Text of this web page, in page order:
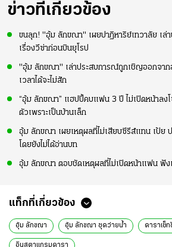
ข่าวที่เกี่ยวข้อง
ขนลุก! "อุ้ม ลักขณา" เผยปาฏิหาริย์เทวาลัย เล่
เรื่องวีซ่าก่อนบินยุโรป
"อุ้ม ลักขณา" เล่าประสบการณ์ถูกเชิญออกจา
เวลาได้จะไม่สัก
“อุ้ม ลักขณา” แฮปปี้คบแฟน 3 ปี ไม่เปิดหน้าลงโ
ตัวเพราะเป็นบ้านเล็ก
อุ้ม ลักขณา เผยเหตุผลที่ไม่เสียบซีรีส์แทน เป้ย
โดยยังไม่ได้อ่านบท
อุ้ม ลักขณา ตอบชัดเหตุผลที่ไม่เปิดหน้าแฟน ฟั
แท็กที่เกี่ยวข้อง
อุ้ม ลักขณา อุ้ม ลักขณา ชุดว่ายน้ำ ดาราเซ็ก
อินสตาแกรมดารา